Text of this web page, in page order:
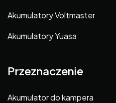
Akumulatory Voltmaster
Akumulatory Yuasa
Przeznaczenie
Akumulator do kampera